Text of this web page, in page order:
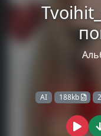
AI 188kb